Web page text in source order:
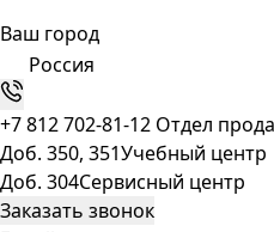
Ваш город
Россия
+7 812 702-81-12 Отдел
Доб. 350, 351Учебный центр
Доб. 304Сервисный центр
Заказать звонок